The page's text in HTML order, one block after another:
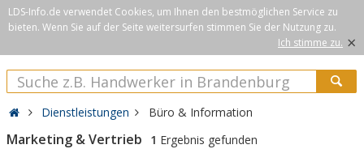
LDS-Info.de verwendet Cookies, um Ihnen den bestmöglichen Service zu
bieten. Wenn Sie auf der Seite weitersurfen stimmen Sie der Nutzung zu.
Ich stimme zu. ×
Dienstleistungen Büro & Information
Marketing & Vertrieb 1 Ergebnis gefunden